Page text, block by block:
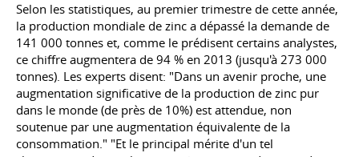
Selon les statistiques, au premier trimestre de cette année,
la production mondiale de zinc a dépassé la demande de
141 000 tonnes et, comme le prédisent certains analystes,
ce chiffre augmentera de 94 % en 2013 (jusqu'à 273 000
tonnes). Les experts disent: "Dans un avenir proche, une
augmentation significative de la production de zinc pur
dans le monde (de près de 10%) est attendue, non
soutenue par une augmentation équivalente de la
consommation." "Et le principal mérite d'un tel